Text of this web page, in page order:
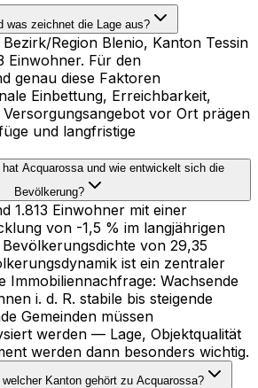
was zeichnet die Lage aus?
Region Blenio, Kanton Tessin
Einwohner. Für den
genau diese Faktoren
Einbettung, Erreichbarkeit,
vor Ort prägen
und langfristige
Acquarossa und wie entwickelt sich die
Bevölkerung?
1.813 Einwohner mit einer
von -1,5 % im langjährigen
von 29,35
ist ein zentraler
Immobiliennachfrage: Wachsende
i. d. R. stabile bis steigende
Gemeinden müssen
werden — Lage, Objektqualität
werden dann besonders wichtig.
Kanton gehört zu Acquarossa?